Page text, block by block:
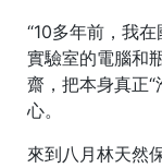
“10多年前，我
實驗室的電腦和
齋，把本身真正
心。
來到八月林天然